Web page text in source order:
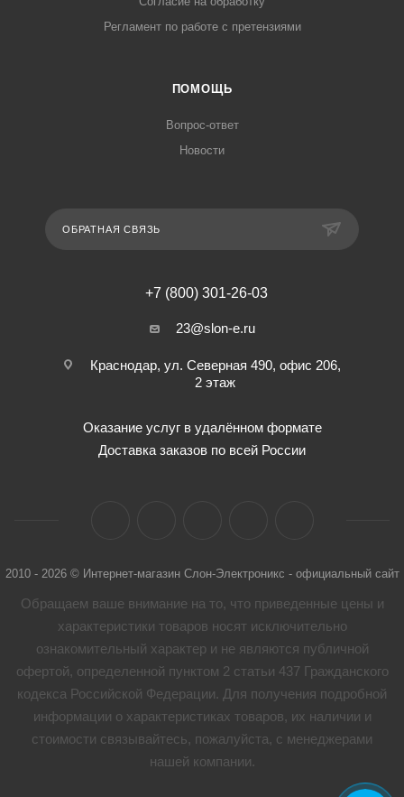
Регламент по работе с претензиями
ПОМОЩЬ
Вопрос-ответ
Новости
ОБРАТНАЯ СВЯЗЬ
+7 (800) 301-26-03
23@slon-e.ru
Краснодар, ул. Северная 490, офис 206,
2 этаж
Оказание услуг в удалённом формате
Доставка заказов по всей России
2010 - 2026 © Интернет-магазин Слон-Электроникс - официальный сайт
Обращаем ваше внимание на то, что приведенные цены и
характеристики товaров носят исключительно
ознакомительный характер и не являются публичной
офертой, определенной пунктом 2 статьи 437 Гражданского
кодекса Российской Федерации. Для получения подробной
информации о характеристиках товaров, их наличии и
стоимости связывайтесь, пожалуйста, с менеджерами
нашей компании.